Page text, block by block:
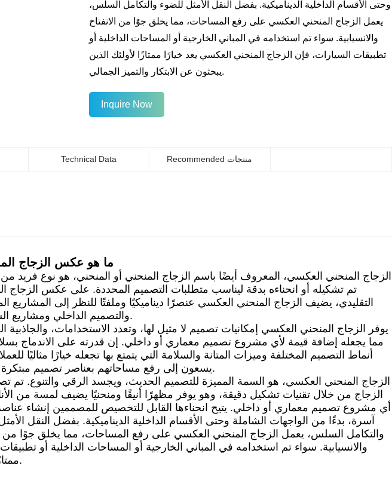
وحتى الأقسام الداخلية الديناميكية. بفضل النقل الأمثل للضوء والتكامل السلس،
يعمل الزجاج المنحني العكسي على رفع المساحات، مما يخلق جوًا من الانفتاح
والانسيابية. سواء تم استخدامه في المباني الخارجية أو المساحات الداخلية أو
تطبيقات السيارات، فإن الزجاج المنحني العكسي يعد خيارًا ممتازًا لأولئك الذين
يبحثون عن الابتكار والتميز الجمالي.
Inquire Now
Technical Data Recommended منتجات
ما هو عكس الزجاج
الزجاج المنحني العكسي، المعروف أيضًا باسم الزجاج المنحني أو المنحني، هو نوع فريد من
تم تشكيله أو انحناءه بدقة ليناسب متطلبات التصميم المحددة. على عكس الزجاج
التقليدي، يضيف الزجاج المنحني العكسي عنصرًا ديناميكيًا وملفتًا للنظر إلى المشاريع
والتصميم الداخلي ومشاريع السيارات.
يوفر الزجاج المنحني العكسي إمكانيات تصميم لا مثيل لها، وتعدد الاستخدامات، والجاذبية
مما يجعله إضافة قيمة لأي مشروع تصميم معماري أو داخلي. إن قدرته على الاندماج
أنماط التصميم المختلفة وميزات المتانة والسلامة التي يتمتع بها تجعله خيارًا مثاليًا
يسعون إلى رفع مساحاتهم بعناصر تصميم مبتكرة وجذابة.
الزجاج المنحني العكسي، هو السمة المميزة للتصميم الحديث، ويجسد الرقي والتنوع. تم
الزجاج من خلال تقنيات تشكيل دقيقة، وهو يوفر مظهرًا أنيقًا ومنحنيًا يضيف لمسة من
أي مشروع تصميم معماري أو داخلي. يتيح انحناءها القابل للتخصيص للمصممين إنشاء
آسرة، بدءًا من الواجهات الشاملة وحتى الأقسام الداخلية الديناميكية. بفضل النقل
والتكامل السلس، يعمل الزجاج المنحني العكسي على رفع المساحات، مما يخلق جوًا من
والانسيابية. سواء تم استخدامه في المباني الخارجية أو المساحات الداخلية أو
ممتازًا لأولئك الذين يبحثون عن الابتكار والتميز الجمالي.